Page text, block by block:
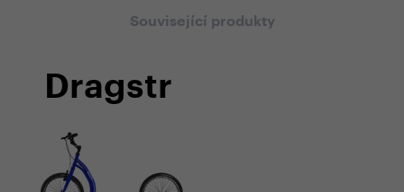
Související produkty
Dragstr